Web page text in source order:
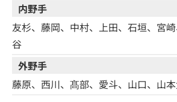
内野手
友杉、藤岡、中村、上田、石垣、宮
谷
外野手
藤原、西川、髙部、愛斗、山口、山